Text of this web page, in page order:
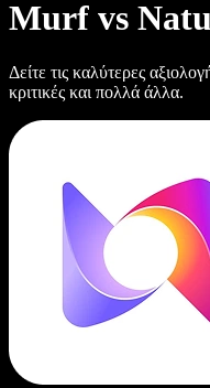
Murf vs
Δείτε τις καλύτερες
κριτικές και πολλά άλλα.